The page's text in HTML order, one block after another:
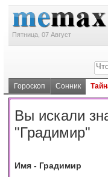
Пятница, 07 Август
Гороскоп Сонник
Вы искали
"Градимир"
Имя - Градимир